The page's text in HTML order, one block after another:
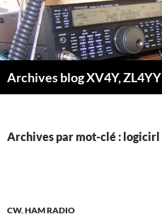
Aller
au
contenu
Archives blog XV4Y, ZL4YY
Archives par mot-clé : logicirl
CW,HAM RADIO